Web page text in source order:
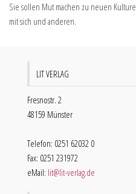
Sie sollen Mut machen zu neuen
mit sich und anderen.
LIT VERLAG
Fresnostr. 2
48159 Münster
Telefon: 0251 62032 0
Fax: 0251 231972
eMail: lit@lit-verlag.de